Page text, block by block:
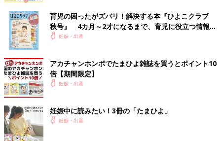
り替える準備に入る。
16:00
無痛分娩準備完了、開始。
この時は痛みで無痛分娩のリスクなど考える暇なかった。ただた
だ痛みから逃れたかった(夫に感謝)
麻酔が効き始めるまで20分ぐらいかかる、結構お産が進んだ状況
での無痛分娩だったため、麻酔は完全には効かず、4割ぐらい痛
みが残る(それでも普通に痛いし、生理痛の10倍ぐらいの痛み。
すごいって思った)
17:00
育児の困ったがズバリ！解決する本『ひよこクラブ
秋号』 4カ月～2才になるまで、育児に役立つ情報が
いっぱい！
妊娠・出産
アカチャンホンポでたまひよ雑誌を買うとポイント10
倍【期間限定】
妊娠・出産
妊娠中に読みたい！3冊の「たまひよ」
妊娠・出産